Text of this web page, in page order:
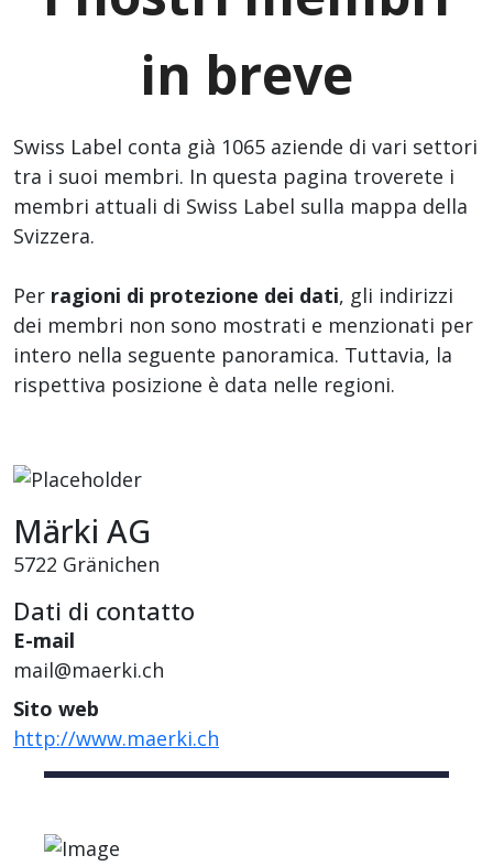
in breve
Swiss Label conta già 1065 aziende di vari settori
tra i suoi membri. In questa pagina troverete i
membri attuali di Swiss Label sulla mappa della
Svizzera.
Per ragioni di protezione dei dati, gli indirizzi
dei membri non sono mostrati e menzionati per
intero nella seguente panoramica. Tuttavia, la
rispettiva posizione è data nelle regioni.
Märki AG
5722 Gränichen
Dati di contatto
E-mail
mail@maerki.ch
Sito web
http://www.maerki.ch